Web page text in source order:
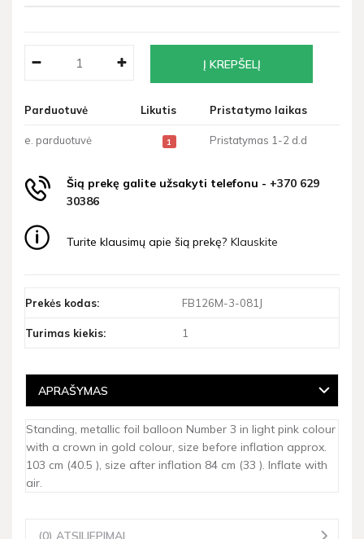
Parduotuvė Likutis Pristatymo laikas
e. parduotuvė 1 Pristatymas 1-2 d.d
Šią prekę galite užsakyti telefonu - +370 629
30386
Turite klausimų apie šią prekę? Klauskite
Prekės kodas: FB126M-3-081J
Turimas kiekis: 1
APRAŠYMAS
Standing, metallic foil balloon Number 3 in light pink colour
with a crown in gold colour, size before inflation approx.
103 cm (40.5 ), size after inflation 84 cm (33 ). Inflate with
air.
(0) ATSILIEPIMAI